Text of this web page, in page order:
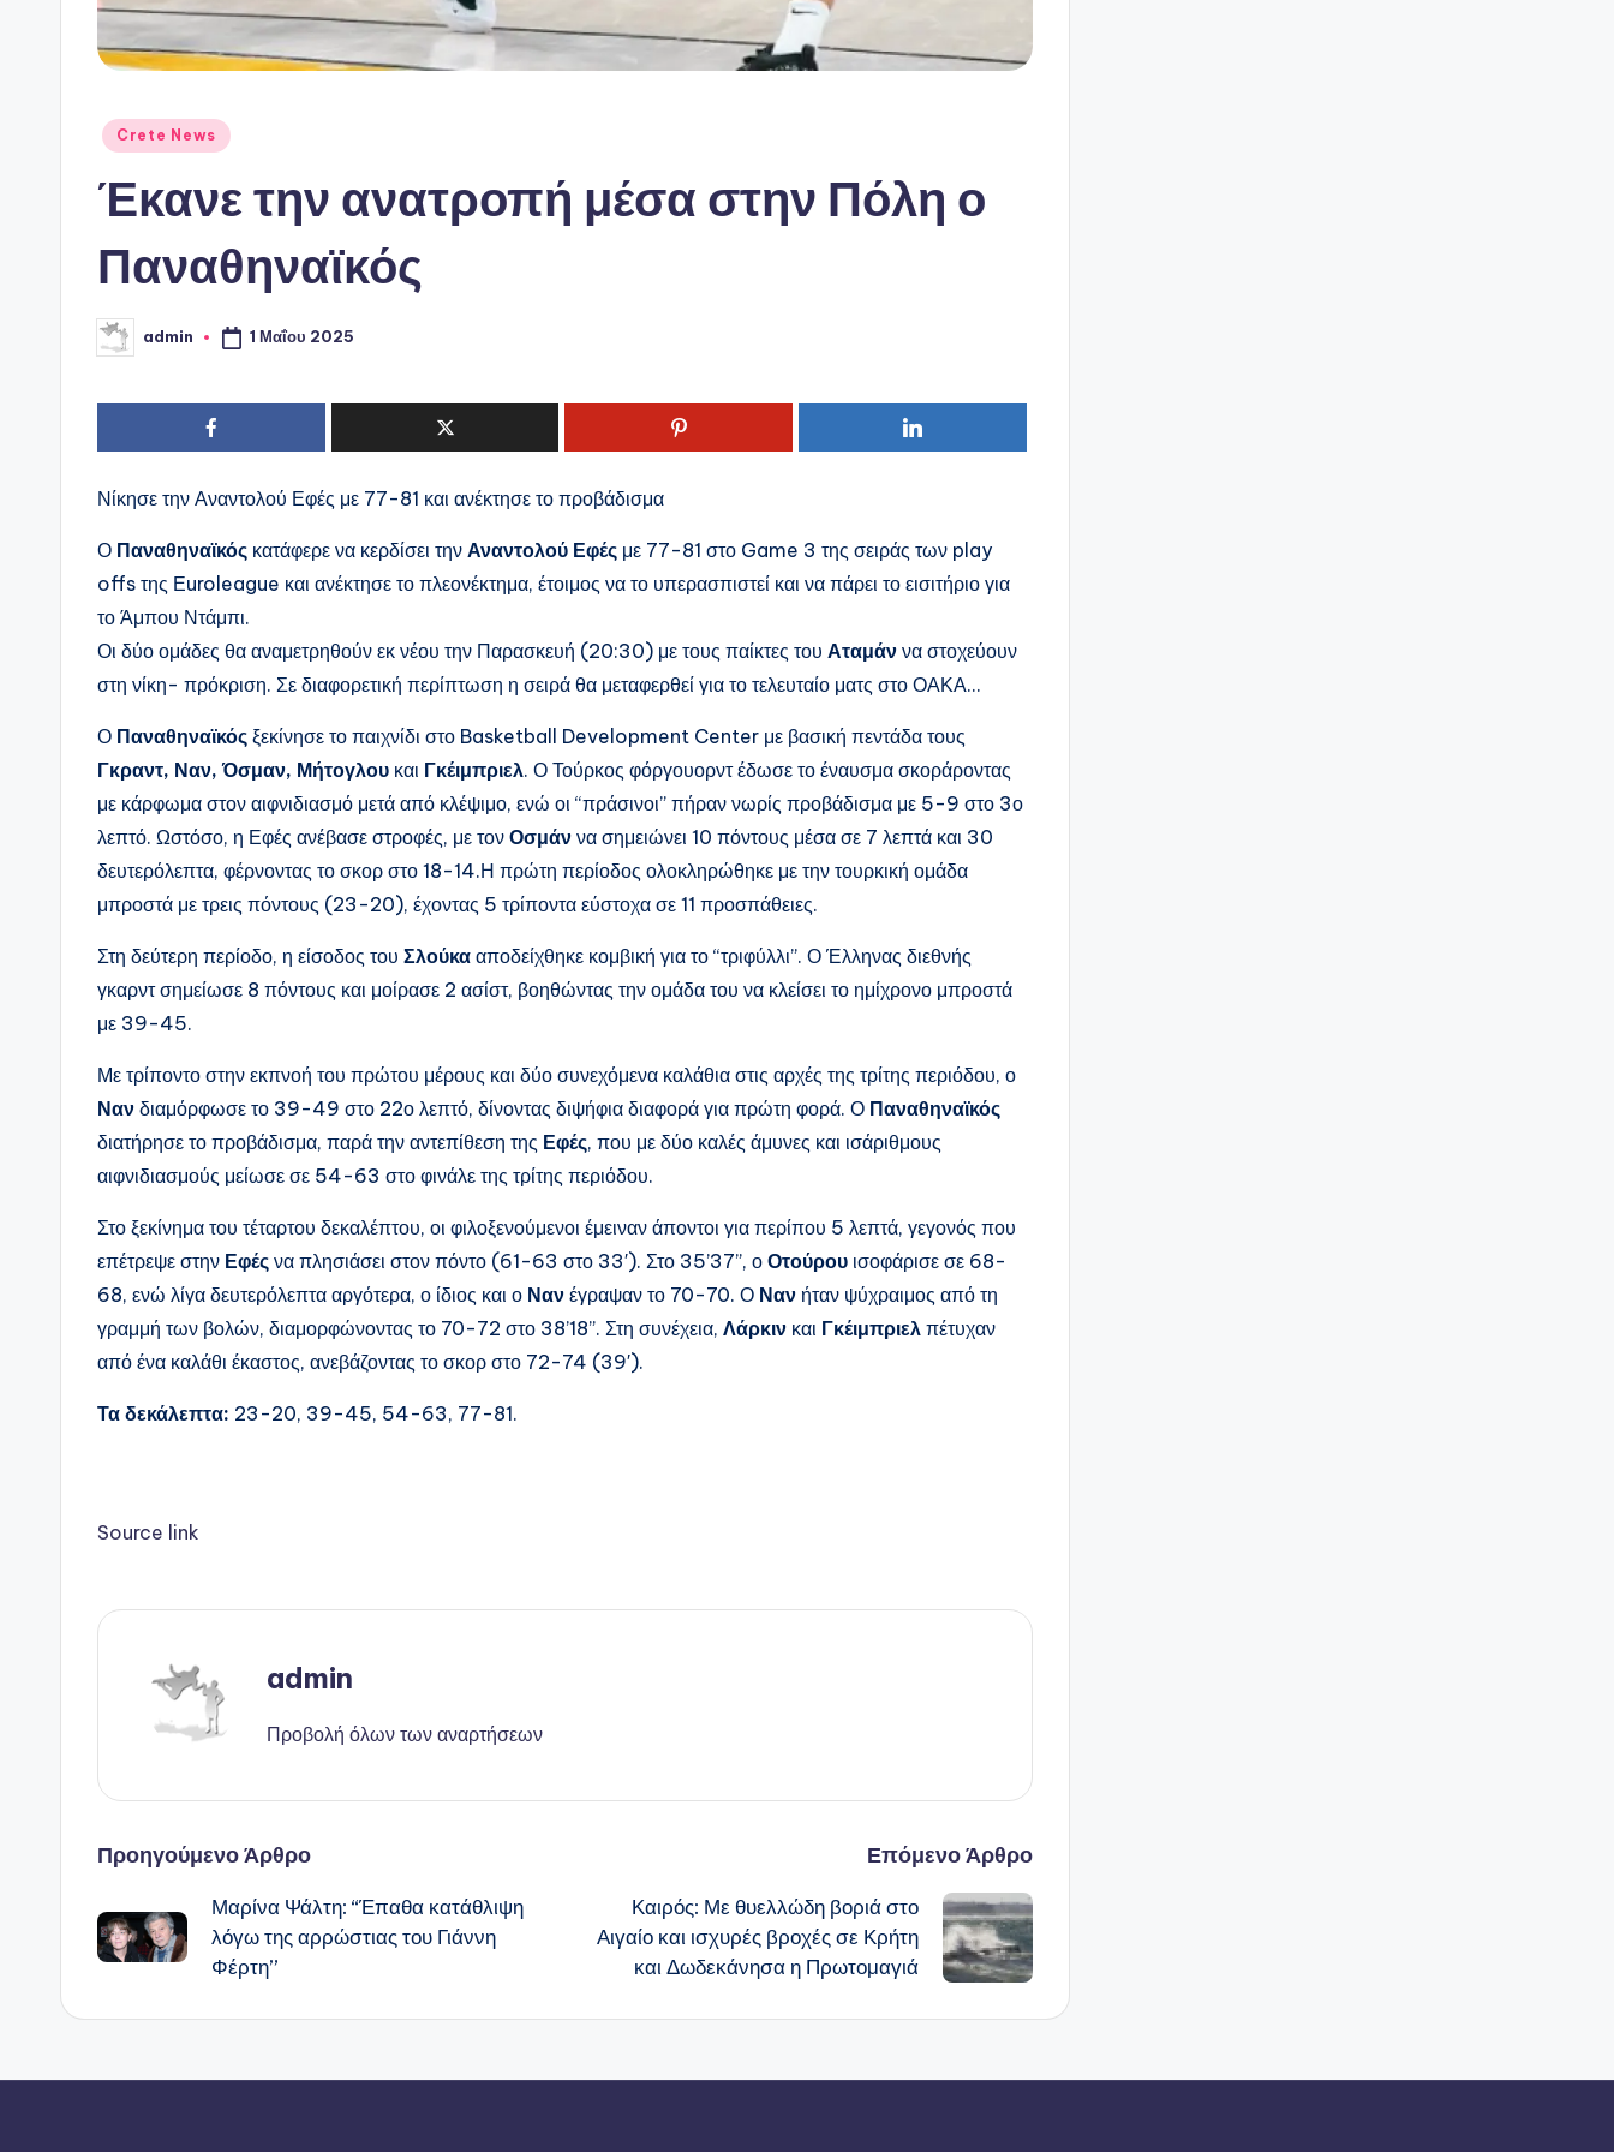
Αναρτήθηκε
Crete News
Έκανε την ανατροπή μέσα στην Πόλη ο
Παναθηναϊκός
Συγγραφέας:
admin 1 Μαΐου 2025
Νίκησε την Αναντολού Εφές με 77-81 και ανέκτησε το προβάδισμα
Ο Παναθηναϊκός κατάφερε να κερδίσει την Αναντολού Εφές με 77-81 στο Game 3 της σειράς των play
offs της Εuroleague και ανέκτησε το πλεονέκτημα, έτοιμος να το υπερασπιστεί και να πάρει το εισιτήριο για
το Άμπου Ντάμπι.
Οι δύο ομάδες θα αναμετρηθούν εκ νέου την Παρασκευή (20:30) με τους παίκτες του Αταμάν να στοχεύουν
στη νίκη- πρόκριση. Σε διαφορετική περίπτωση η σειρά θα μεταφερθεί για το τελευταίο ματς στο ΟΑΚΑ…
Ο Παναθηναϊκός ξεκίνησε το παιχνίδι στο Basketball Development Center με βασική πεντάδα τους
Γκραντ, Ναν, Όσμαν, Μήτογλου και Γκέιμπριελ. Ο Τούρκος φόργουορντ έδωσε το έναυσμα σκοράροντας
με κάρφωμα στον αιφνιδιασμό μετά από κλέψιμο, ενώ οι “πράσινοι” πήραν νωρίς προβάδισμα με 5-9 στο 3ο
λεπτό. Ωστόσο, η Εφές ανέβασε στροφές, με τον Οσμάν να σημειώνει 10 πόντους μέσα σε 7 λεπτά και 30
δευτερόλεπτα, φέρνοντας το σκορ στο 18-14.Η πρώτη περίοδος ολοκληρώθηκε με την τουρκική ομάδα
μπροστά με τρεις πόντους (23-20), έχοντας 5 τρίποντα εύστοχα σε 11 προσπάθειες.
Στη δεύτερη περίοδο, η είσοδος του Σλούκα αποδείχθηκε κομβική για το “τριφύλλι”. Ο Έλληνας διεθνής
γκαρντ σημείωσε 8 πόντους και μοίρασε 2 ασίστ, βοηθώντας την ομάδα του να κλείσει το ημίχρονο μπροστά
με 39-45.
Με τρίποντο στην εκπνοή του πρώτου μέρους και δύο συνεχόμενα καλάθια στις αρχές της τρίτης περιόδου, ο
Ναν διαμόρφωσε το 39-49 στο 22ο λεπτό, δίνοντας διψήφια διαφορά για πρώτη φορά. Ο Παναθηναϊκός
διατήρησε το προβάδισμα, παρά την αντεπίθεση της Εφές, που με δύο καλές άμυνες και ισάριθμους
αιφνιδιασμούς μείωσε σε 54-63 στο φινάλε της τρίτης περιόδου.
Στο ξεκίνημα του τέταρτου δεκαλέπτου, οι φιλοξενούμενοι έμειναν άποντοι για περίπου 5 λεπτά, γεγονός που
επέτρεψε στην Εφές να πλησιάσει στον πόντο (61-63 στο 33′). Στο 35’37”, ο Οτούρου ισοφάρισε σε 68-
68, ενώ λίγα δευτερόλεπτα αργότερα, ο ίδιος και ο Ναν έγραψαν το 70-70. Ο Ναν ήταν ψύχραιμος από τη
γραμμή των βολών, διαμορφώνοντας το 70-72 στο 38’18”. Στη συνέχεια, Λάρκιν και Γκέιμπριελ πέτυχαν
από ένα καλάθι έκαστος, ανεβάζοντας το σκορ στο 72-74 (39′).
Τα δεκάλεπτα: 23-20, 39-45, 54-63, 77-81.
Source link
admin
Προβολή όλων των αναρτήσεων
Πλοήγηση
δημοσιεύσεων
Προηγούμενο Άρθρο
Μαρίνα Ψάλτη: “Έπαθα κατάθλιψη
λόγω της αρρώστιας του Γιάννη
Φέρτη”
Επόμενο Άρθρο
Καιρός: Με θυελλώδη βοριά στο
Αιγαίο και ισχυρές βροχές σε Κρήτη
και Δωδεκάνησα η Πρωτομαγιά